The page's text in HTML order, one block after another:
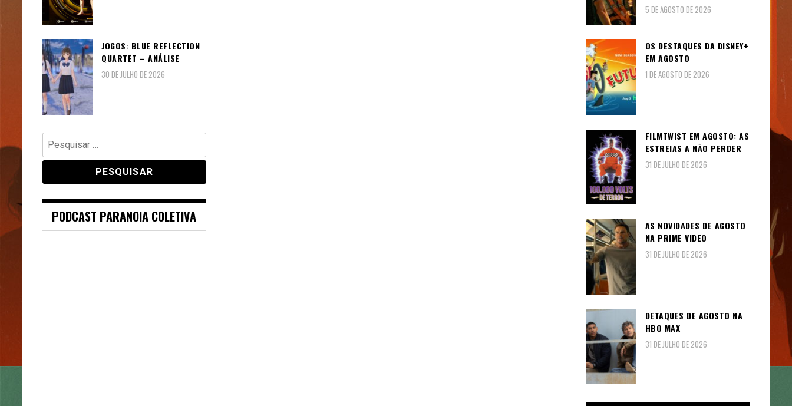
JOGOS: BLUE REFLECTION
QUARTET – ANÁLISE
30 DE JULHO DE 2026
Pesquisar
por:
PODCAST PARANOIA COLETIVA
5 DE AGOSTO DE 2026
OS DESTAQUES DA DISNEY+
EM AGOSTO
1 DE AGOSTO DE 2026
FILMTWIST EM AGOSTO: AS
ESTREIAS A NÃO PERDER
31 DE JULHO DE 2026
AS NOVIDADES DE AGOSTO
NA PRIME VIDEO
31 DE JULHO DE 2026
DETAQUES DE AGOSTO NA
HBO MAX
31 DE JULHO DE 2026